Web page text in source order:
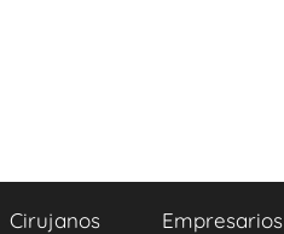
Cirujanos Empresarios